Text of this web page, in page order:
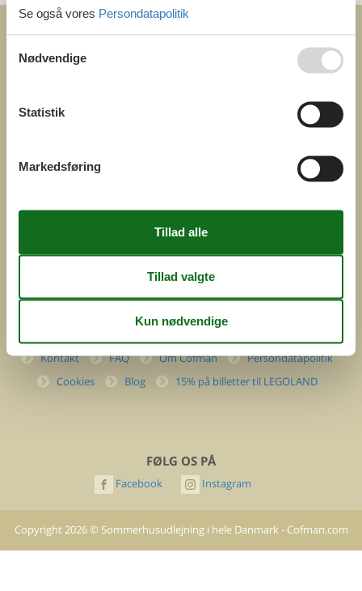
Momsnr.: DK26347688
(+45) 7877 0427
Kontakt FAQ Om Cofman
Persondatapolitik
Cookies
Blog 15% på billetter til LEGOLAND
FØLG OS PÅ
Facebook Instagram
Copyright 2026© Sommerhusudlejning i hele Danmark - Cofman.com
Se også vores Persondatapolitik
Nødvendige
Statistik
Markedsføring